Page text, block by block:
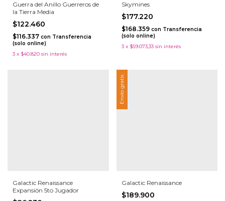
Guerra del Anillo Guerreros de
la Tierra Media
$122.460
$116.337 con Transferencia
(solo online)
3 x $40.820 sin interés
Skymines
$177.220
$168.359 con Transferencia
(solo online)
3 x $59.073,33 sin interés
Galactic Renaissance
Expansión 5to Jugador
Envío gratis
Galactic Renaissance
$189.900